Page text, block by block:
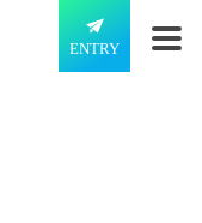
ENTRY